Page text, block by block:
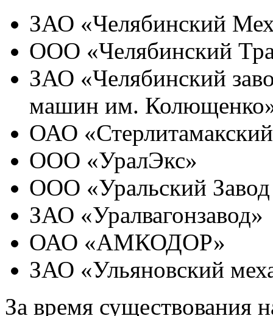
ЗАО «Челябинский
ООО «Челябинский
ЗАО «Челябинский
машин им.
ОАО
ООО «УралЭкс»
ООО «Уральский
ЗАО «Уралвагонзавод»
ОАО «АМКОДОР»
ЗАО «Ульяновский
За время существования